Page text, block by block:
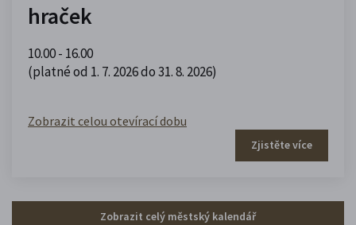
hraček
10.00 - 16.00
(platné od 1. 7. 2026 do 31. 8. 2026)
Zobrazit celou otevírací dobu
Zjistěte více
Zobrazit celý městský kalendář